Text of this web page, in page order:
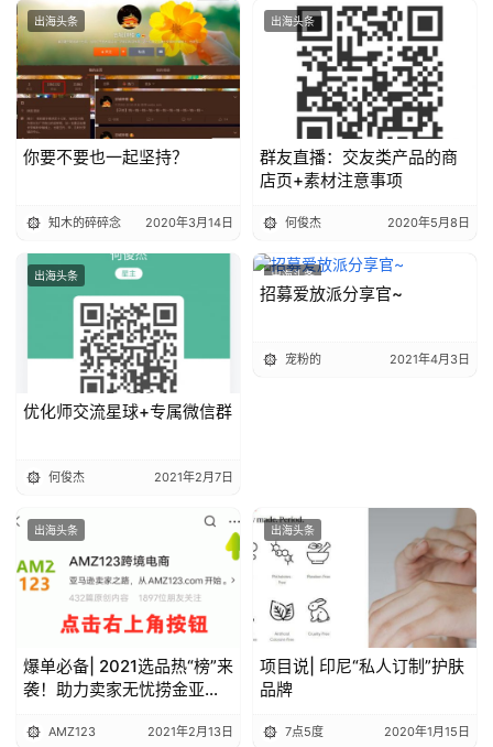
出海头条
你要不要也一起坚持？
知木的碎碎念 2020年3月14日
出海头条
群友直播：交友类产品的商
店页+素材注意事项
何俊杰 2020年5月8日
出海头条
优化师交流星球+专属微信群
何俊杰 2021年2月7日
出海头条
招募爱放派分享官~
宠粉的 2021年4月3日
出海头条
爆单必备| 2021选品热“榜”来
袭！助力卖家无忧捞金亚马
AMZ123 2021年2月13日
出海头条
项目说| 印尼“私人订制”护肤
品牌
7点5度 2020年1月15日